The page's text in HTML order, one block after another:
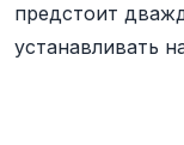
предстоит
устанавливать